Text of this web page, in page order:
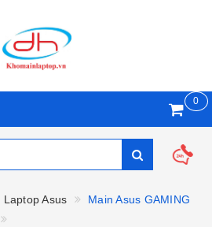
0
Asus
Main Asus GAMING